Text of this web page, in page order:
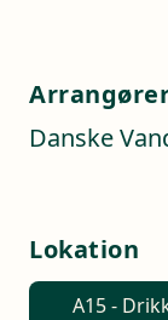
Danske
Lokation
A15 -